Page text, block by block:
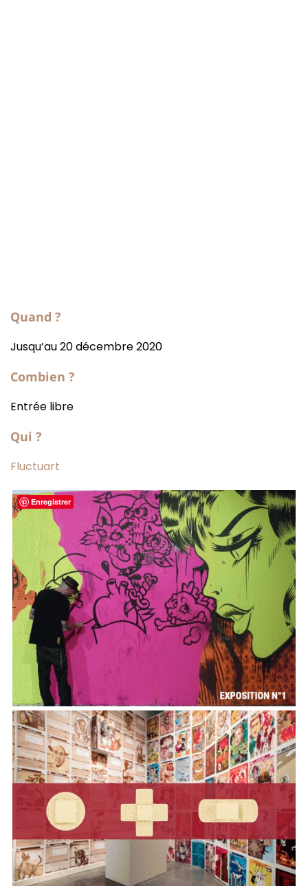
Quand ?
Jusqu’au 20 décembre 2020
Combien ?
Entrée libre
Qui ?
Fluctuart
Enregistrer